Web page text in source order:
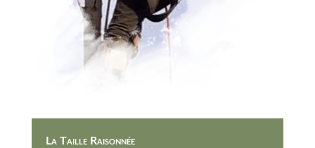
La Taille Raisonnée